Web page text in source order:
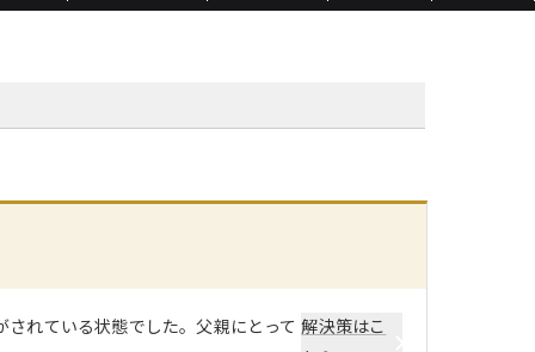
れている状態でした。父親にとって 解決策はこ